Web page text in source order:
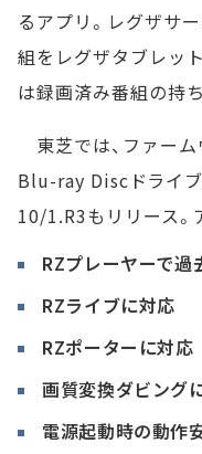
るアプリ。レグザサ
組をレグザタブレッ
は録画済み番組の持
東芝では、ファー
Blu-ray Discドライ
10/1.R3もリリース。
RZプレーヤーで
RZライブに対応
RZポーターに対応
画質変換ダビング
電源起動時の動作